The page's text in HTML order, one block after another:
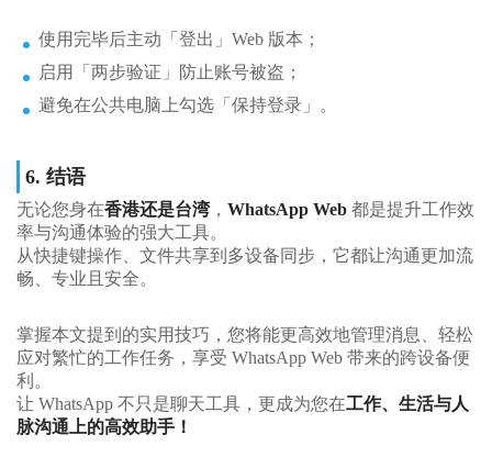
使用完毕后主动「登出」Web 版本；
启用「两步验证」防止账号被盗；
避免在公共电脑上勾选「保持登录」。
6. 结语
无论您身在香港还是台湾， WhatsApp Web 都是提升工作效
率与沟通体验的强大工具。
从快捷键操作、文件共享到多设备同步，它都让沟通更加流
畅、专业且安全。
掌握本文提到的实用技巧，您将能更高效地管理消息、轻松
应对繁忙的工作任务，享受 WhatsApp Web 带来的跨设备便
利。
让 WhatsApp 不只是聊天工具，更成为您在工作、生活与人
脉沟通上的高效助手！